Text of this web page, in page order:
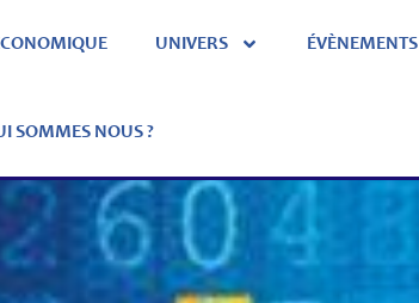
UNIVERS ÉVÈNEMENTS
SOMMES NOUS ?